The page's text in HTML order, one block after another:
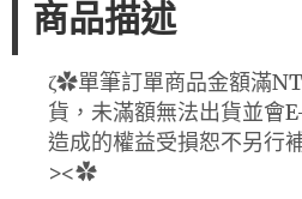
商品描述
ζ✿單筆訂單商品金額滿
貨，未滿額無法出貨並會
造成的權益受損恕不另行
><✿